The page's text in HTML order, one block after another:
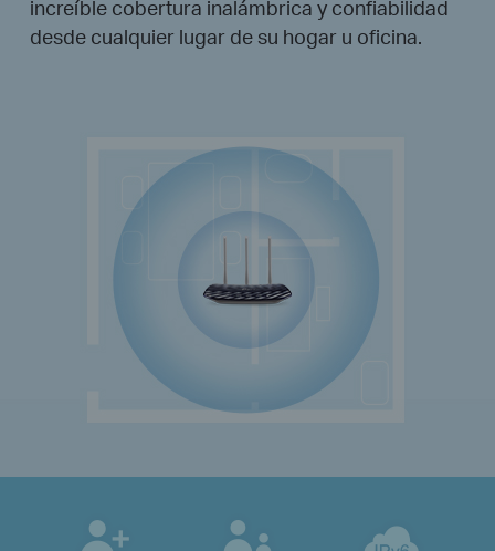
increíble cobertura inalámbrica y confiabilidad
desde cualquier lugar de su hogar u oficina.